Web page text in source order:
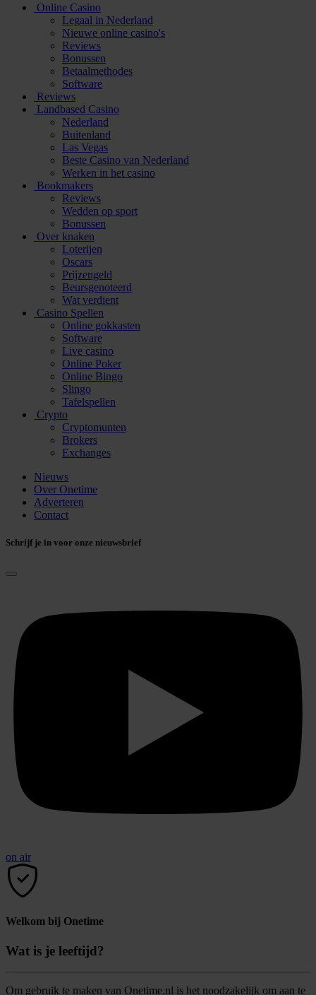
Online Casino
Legaal in Nederland
Nieuwe online casino's
Reviews
Bonussen
Betaalmethodes
Software
Reviews
Landbased Casino
Nederland
Buitenland
Las Vegas
Beste Casino van Nederland
Werken in het casino
Bookmakers
Reviews
Wedden op sport
Bonussen
Over knaken
Loterijen
Oscars
Prijzengeld
Beursgenoteerd
Wat verdient
Casino Spellen
Online gokkasten
Software
Live casino
Online Poker
Online Bingo
Slingo
Tafelspellen
Crypto
Cryptomunten
Brokers
Exchanges
Nieuws
Over Onetime
Adverteren
Contact
Schrijf je in voor onze nieuwsbrief
on air
Welkom bij Onetime
Wat is je leeftijd?
Om gebruik te maken van Onetime.nl is het noodzakelijk om aan te